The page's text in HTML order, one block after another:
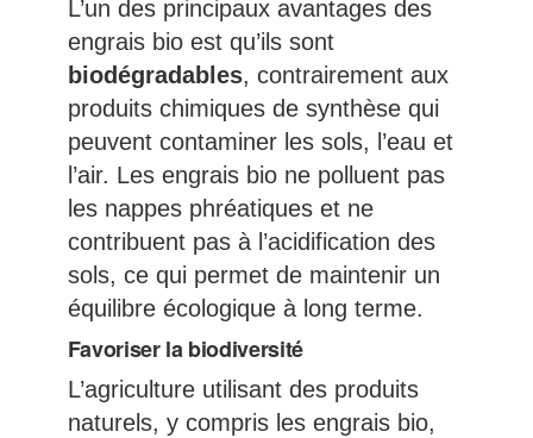
L’un des principaux avantages des
engrais bio est qu’ils sont
biodégradables, contrairement aux
produits chimiques de synthèse qui
peuvent contaminer les sols, l’eau et
l’air. Les engrais bio ne polluent pas
les nappes phréatiques et ne
contribuent pas à l’acidification des
sols, ce qui permet de maintenir un
équilibre écologique à long terme.
Favoriser la biodiversité
L’agriculture utilisant des produits
naturels, y compris les engrais bio,